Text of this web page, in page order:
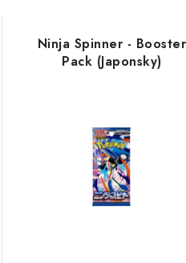
Ninja Spinner - Booster
Pack (Japonsky)